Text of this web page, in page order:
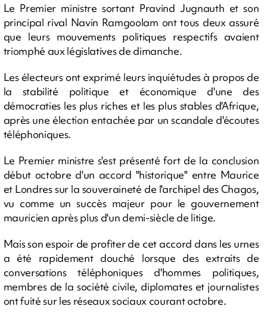
Le Premier ministre sortant Pravind Jugnauth et son
principal rival Navin Ramgoolam ont tous deux assuré
que leurs mouvements politiques respectifs avaient
triomphé aux législatives de dimanche.
Les électeurs ont exprimé leurs inquiétudes à propos de
la stabilité politique et économique d'une des
démocraties les plus riches et les plus stables d'Afrique,
après une élection entachée par un scandale d'écoutes
téléphoniques.
Le Premier ministre s'est présenté fort de la conclusion
début octobre d'un accord "historique" entre Maurice
et Londres sur la souveraineté de l'archipel des Chagos,
vu comme un succès majeur pour le gouvernement
mauricien après plus d'un demi-siècle de litige.
Mais son espoir de profiter de cet accord dans les urnes
a été rapidement douché lorsque des extraits de
conversations téléphoniques d'hommes politiques,
membres de la société civile, diplomates et journalistes
ont fuité sur les réseaux sociaux courant octobre.